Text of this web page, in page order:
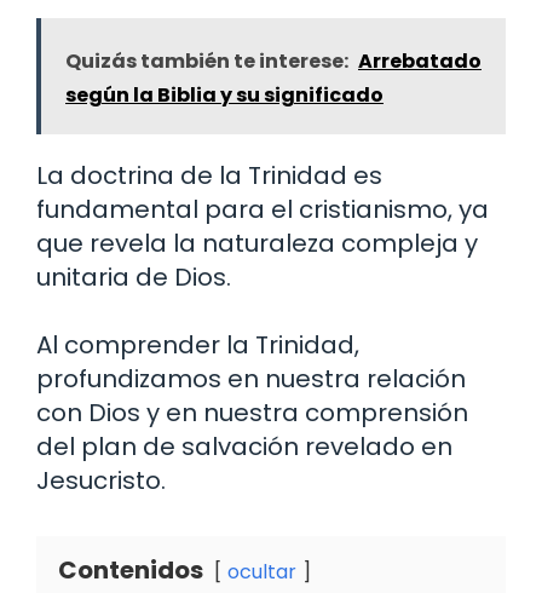
Quizás también te interese: Arrebatado
según la Biblia y su significado
La doctrina de la Trinidad es
fundamental para el cristianismo, ya
que revela la naturaleza compleja y
unitaria de Dios.
Al comprender la Trinidad,
profundizamos en nuestra relación
con Dios y en nuestra comprensión
del plan de salvación revelado en
Jesucristo.
Contenidos ocultar